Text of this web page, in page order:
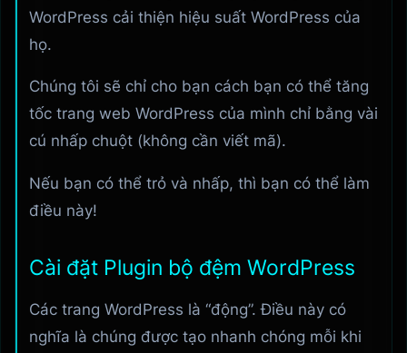
WordPress cải thiện hiệu suất WordPress của
họ.
Chúng tôi sẽ chỉ cho bạn cách bạn có thể tăng
tốc trang web WordPress của mình chỉ bằng vài
cú nhấp chuột (không cần viết mã).
Nếu bạn có thể trỏ và nhấp, thì bạn có thể làm
điều này!
Cài đặt Plugin bộ đệm WordPress
Các trang WordPress là “động”. Điều này có
nghĩa là chúng được tạo nhanh chóng mỗi khi